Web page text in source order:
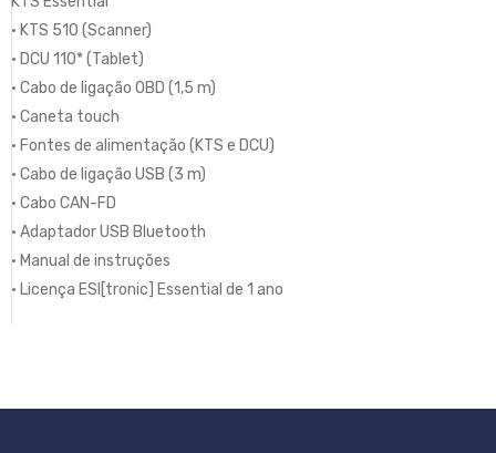
• KTS 510 (Scanner)
• DCU 110* (Tablet)
• Cabo de ligação OBD (1,5 m)
• Caneta touch
• Fontes de alimentação (KTS e DCU)
• Cabo de ligação USB (3 m)
• Cabo CAN-FD
• Adaptador USB Bluetooth
• Manual de instruções
• Licença ESI[tronic] Essential de 1 ano